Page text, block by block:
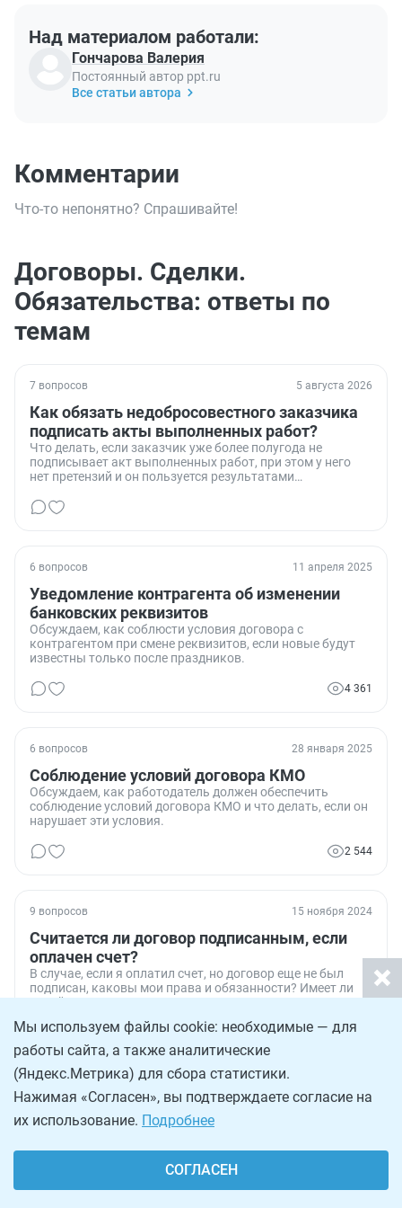
Над материалом работали:
Гончарова Валерия
Постоянный автор ppt.ru
Все статьи автора
Комментарии
Что-то непонятно? Спрашивайте!
Договоры. Сделки.
Обязательства: ответы по
темам
7 вопросов 5 августа 2026
Как обязать недобросовестного заказчика
подписать акты выполненных работ?
Что делать, если заказчик уже более полугода не
подписывает акт выполненных работ, при этом у него
нет претензий и он пользуется результатами
6 вопросов 11 апреля 2025
Уведомление контрагента об изменении
банковских реквизитов
Обсуждаем, как соблюсти условия договора с
контрагентом при смене реквизитов, если новые будут
известны только после праздников.
4 361
6 вопросов 28 января 2025
Соблюдение условий договора КМО
Обсуждаем, как работодатель должен обеспечить
соблюдение условий договора КМО и что делать, если он
нарушает эти условия.
2 544
9 вопросов 15 ноября 2024
Считается ли договор подписанным, если
оплачен счет?
В случае, если я оплатил счет, но договор еще не был
подписан, каковы мои права и обязанности? Имеет ли
такой счет юридическую силу в качестве доказательства
17 352
7 вопросов 23 сентября 2024
Как обозначить предмет договора между
Разбираемся, как составить договор между школой и
Мы используем файлы cookie: необходимые — для
работы сайта, а также аналитические
(Яндекс.Метрика) для сбора статистики.
Нажимая «Согласен», вы подтверждаете согласие на
их использование. Подробнее
СОГЛАСЕН